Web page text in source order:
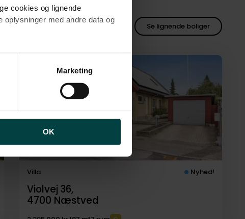
cookies og lignende
oplysninger med andre data og
brugen af cookies samt
af personoplysninger
Marketing
OK
2 Se lignende boliger
Anden mægler
Villa Nyhed!
Violvej 36,
4700 Næstved